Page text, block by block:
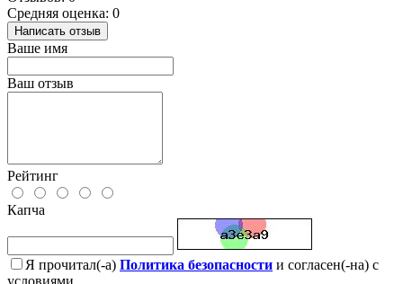
Средняя оценка: 0
Написать отзыв
Ваше имя
Ваш отзыв
Рейтинг
Капча
Я прочитал(-а) Политика безопасности и согласен(-на) с